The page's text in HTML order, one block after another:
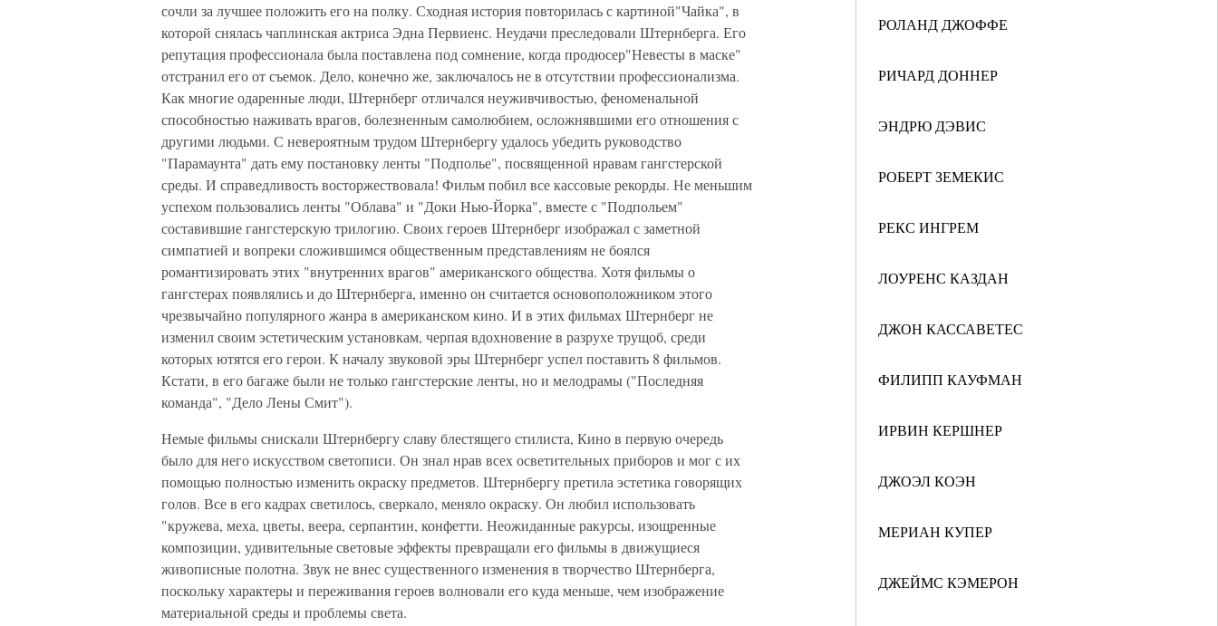
РОЛАНД ДЖОФФЕ
РИЧАРД ДОННЕР
ЭНДРЮ ДЭВИС
РОБЕРТ ЗЕМЕКИС
РЕКС ИНГРЕМ
ЛОУРЕНС КАЗДАН
ДЖОН КАССАВЕТЕС
ФИЛИПП КАУФМАН
ИРВИН КЕРШНЕР
ДЖОЭЛ КОЭН
МЕРИАН КУПЕР
ДЖЕЙМС КЭМЕРОН
сочли за лучшее положить его на полку. Сходная история повторилась с картиной"Чайка", в
которой снялась чаплинская актриса Эдна Первиенс. Неудачи преследовали Штернберга. Его
репутация профессионала была поставлена под сомнение, когда продюсер"Невесты в маске"
отстранил его от съемок. Дело, конечно же, заключалось не в отсутствии профессионализма.
Как многие одаренные люди, Штернберг отличался неуживчивостью, феноменальной
способностью наживать врагов, болезненным самолюбием, осложнявшими его отношения с
другими людьми. С невероятным трудом Штернбергу удалось убедить руководство
"Парамаунта" дать ему постановку ленты "Подполье", посвященной нравам гангстерской
среды. И справедливость восторжествовала! Фильм побил все кассовые рекорды. Не меньшим
успехом пользовались ленты "Облава" и "Доки Нью-Йорка", вместе с "Подпольем"
составившие гангстерскую трилогию. Своих героев Штернберг изображал с заметной
симпатией и вопреки сложившимся общественным представлениям не боялся
романтизировать этих "внутренних врагов" американского общества. Хотя фильмы о
гангстерах появлялись и до Штернберга, именно он считается основоположником этого
чрезвычайно популярного жанра в американском кино. И в этих фильмах Штернберг не
изменил своим эстетическим установкам, черпая вдохновение в разрухе трущоб, среди
которых ютятся его герои. К началу звуковой эры Штернберг успел поставить 8 фильмов.
Кстати, в его багаже были не только гангстерские ленты, но и мелодрамы ("Последняя
команда", "Дело Лены Смит").
Немые фильмы снискали Штернбергу славу блестящего стилиста, Кино в первую очередь
было для него искусством светописи. Он знал нрав всех осветительных приборов и мог с их
помощью полностью изменить окраску предметов. Штернбергу претила эстетика говорящих
голов. Все в его кадрах светилось, сверкало, меняло окраску. Он любил использовать
"кружева, меха, цветы, веера, серпантин, конфетти. Неожиданные ракурсы, изощренные
композиции, удивительные световые эффекты превращали его фильмы в движущиеся
живописные полотна. Звук не внес существенного изменения в творчество Штернберга,
поскольку характеры и переживания героев волновали его куда меньше, чем изображение
материальной среды и проблемы света.